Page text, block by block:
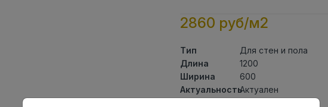
2860 руб/м2
Тип
Для стен и пола
Длина
1200
Ширина
600
АктуальностьАктуален